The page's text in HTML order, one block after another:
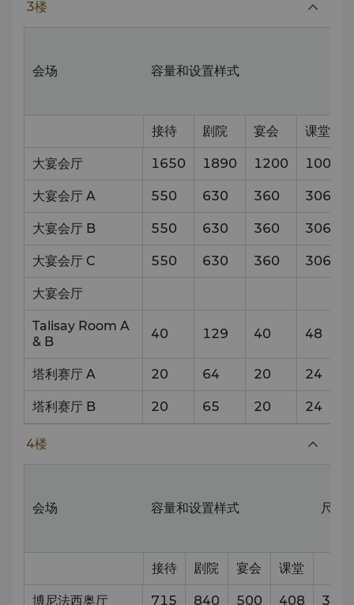
3楼
会场 容量和设置样式
接待 剧院 宴会 课堂
大宴会厅 1650 1890 1200 1008
大宴会厅 A 550 630 360 306
大宴会厅 B 550 630 360 306
大宴会厅 C 550 630 360 306
大宴会厅
Talisay Room A
& B
40 129 40 48
塔利赛厅 A 20 64 20 24
塔利赛厅 B 20 65 20 24
4楼
会场 容量和设置样式 尺寸
接待 剧院 宴会 课堂
博尼法西奥厅 715 840 500 408 38